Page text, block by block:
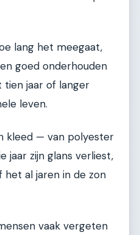
lang het meegaat,
goed onderhouden
tien jaar of langer
leven.
kleed — van polyester
jaar zijn glans verliest,
al jaren in de zon
vaak vergeten